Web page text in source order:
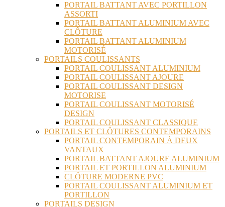
PORTAIL BATTANT AVEC PORTILLON
ASSORTI
PORTAIL BATTANT ALUMINIUM AVEC
CLÔTURE
PORTAIL BATTANT ALUMINIUM
MOTORISÉ
PORTAILS COULISSANTS
PORTAIL COULISSANT ALUMINIUM
PORTAIL COULISSANT AJOURE
PORTAIL COULISSANT DESIGN
MOTORISE
PORTAIL COULISSANT MOTORISÉ
DESIGN
PORTAIL COULISSANT CLASSIQUE
PORTAILS ET CLÔTURES CONTEMPORAINS
PORTAIL CONTEMPORAIN À DEUX
VANTAUX
PORTAIL BATTANT AJOURE ALUMINIUM
PORTAIL ET PORTILLON ALUMINIUM
CLÔTURE MODERNE PVC
PORTAIL COULISSANT ALUMINIUM ET
PORTILLON
PORTAILS DESIGN